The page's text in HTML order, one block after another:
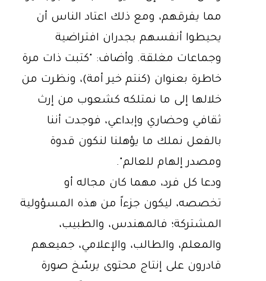
مما يفرقهم، ومع ذلك اعتاد الناس أن
يحيطوا أنفسهم بجدران افتراضية
وجماعات مغلقة. وأضاف: "كتبت ذات مرة
خاطرة بعنوان (كنتم خير أمة)، ونظرت من
خلالها إلى ما نمتلكه كشعوب من إرث
ثقافي وحضاري وإبداعي، فوجدت أننا
بالفعل نملك ما يؤهلنا لنكون قدوة
ومصدر إلهام للعالم".
ودعا كل فرد، مهما كان مجاله أو
تخصصه، ليكون جزءاً من هذه المسؤولية
المشتركة؛ فالمهندس، والطبيب،
والمعلم، والطالب، والإعلامي، جميعهم
قادرون على إنتاج محتوى يرسّخ صورة